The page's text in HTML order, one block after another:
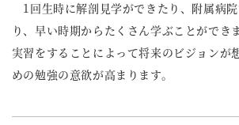
1回生時に解剖見学ができたり、附属病
り、早い時期からたくさん学ぶことができ
実習をすることによって将来のビジョンが
めの勉強の意欲が高まります。